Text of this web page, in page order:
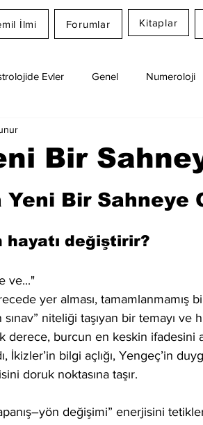
İlmi Forumlar Kitaplar
Evler Genel Numeroloji
Bir
Yeni Bir Sahneye
hayatı değiştirir?
ve..."
yer alması, tamamlanmamış
niteliği taşıyan bir temayı ve
burcun en keskin ifadesini
İkizler’in bilgi açlığı, Yengeç’in
doruk noktasına taşır.
değişimi” enerjisini